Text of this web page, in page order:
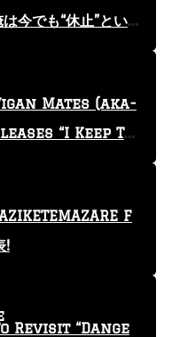
今でも“休止”とい
Mates (aka-
“I Keep Tr
F
!
Revisit “Dange